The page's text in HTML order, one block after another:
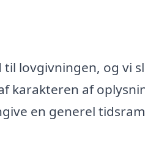
lovgivningen, og vi
karakteren af
en generel